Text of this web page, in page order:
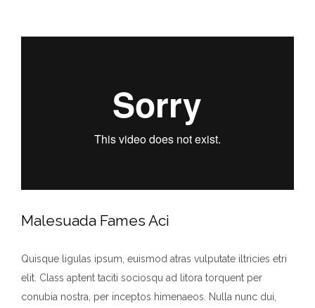
Malesuada Fames Aci
Quisque ligulas ipsum, euismod atras vulputate iltricies etri
elit. Class aptent taciti sociosqu ad litora torquent per
conubia nostra, per inceptos himenaeos. Nulla nunc dui,